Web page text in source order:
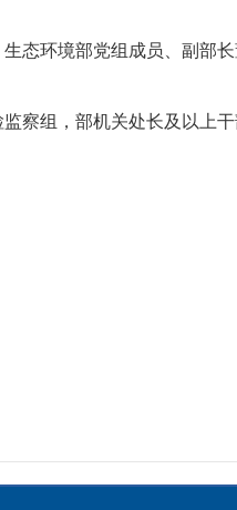
态环境部党组成员、副部
察组，部机关处长及以上